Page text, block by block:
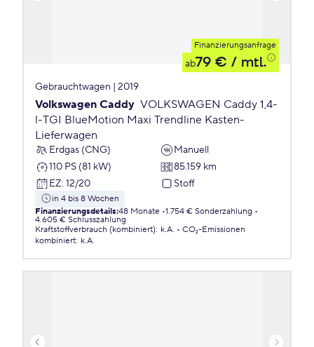
Finanzierungsanfrage
ab79 € / mtl.
Gebrauchtwagen | 2019
Volkswagen Caddy VOLKSWAGEN Caddy 1,4-
l-TGI BlueMotion Maxi Trendline Kasten-
Lieferwagen
Erdgas (CNG)
Manuell
110 PS (81 kW)
85.159 km
EZ: 12/20 Stoff
in 4 bis 8 Wochen
Finanzierungsdetails:48 Monate 1.754 € Sonderzahlung
4.605 € Schlusszahlung
Kraftstoffverbrauch (kombiniert): k.A.
CO₂-Emissionen
kombiniert: k.A.